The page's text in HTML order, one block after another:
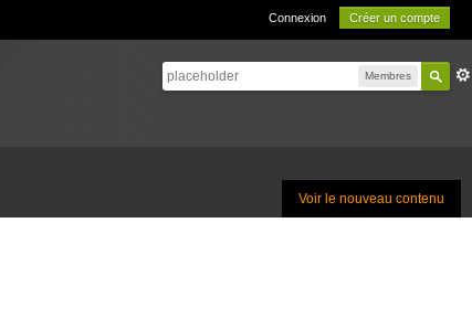
Connexion Créer un compte
Membres
Voir le nouveau contenu